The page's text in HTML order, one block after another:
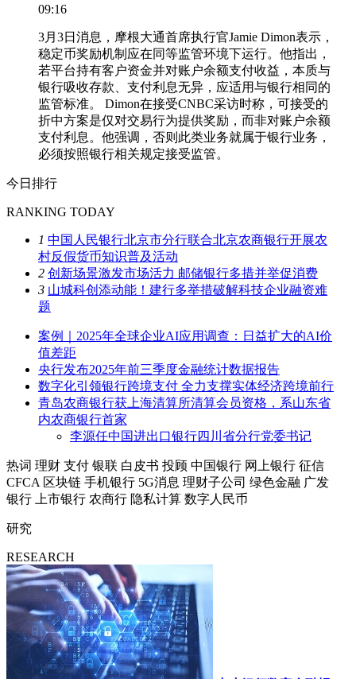
09:16
3月3日消息，摩根大通首席执行官Jamie Dimon表示，
稳定币奖励机制应在同等监管环境下运行。他指出，
若平台持有客户资金并对账户余额支付收益，本质与
银行吸收存款、支付利息无异，应适用与银行相同的
监管标准。 Dimon在接受CNBC采访时称，可接受的
折中方案是仅对交易行为提供奖励，而非对账户余额
支付利息。他强调，否则此类业务就属于银行业务，
必须按照银行相关规定接受监管。
今日排行
RANKING TODAY
1 中国人民银行北京市分行联合北京农商银行开展农
村反假货币知识普及活动
2 创新场景激发市场活力 邮储银行多措并举促消费
3 山城科创添动能！建行多举措破解科技企业融资难
题
案例｜2025年全球企业AI应用调查：日益扩大的AI价
值差距
央行发布2025年前三季度金融统计数据报告
数字化引领银行跨境支付 全力支撑实体经济跨境前行
青岛农商银行获上海清算所清算会员资格，系山东省
内农商银行首家
李源任中国进出口银行四川省分行党委书记
热词 理财 支付 银联 白皮书 投顾 中国银行 网上银行 征信
CFCA 区块链 手机银行 5G消息 理财子公司 绿色金融 广发
银行
上市银行 农商行 隐私计算 数字人民币
研究
RESEARCH